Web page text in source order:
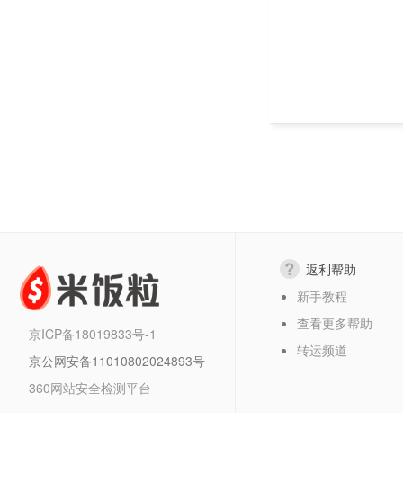
京ICP备18019833号-1
京公网安备11010802024893号
360网站安全检测平台
返利帮助
新手教程
查看更多帮助
转运频道